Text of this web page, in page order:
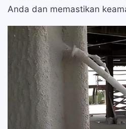
Anda dan memastikan